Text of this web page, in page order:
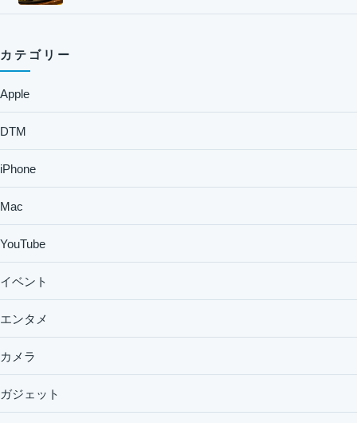
カテゴリー
Apple
DTM
iPhone
Mac
YouTube
イベント
エンタメ
カメラ
ガジェット